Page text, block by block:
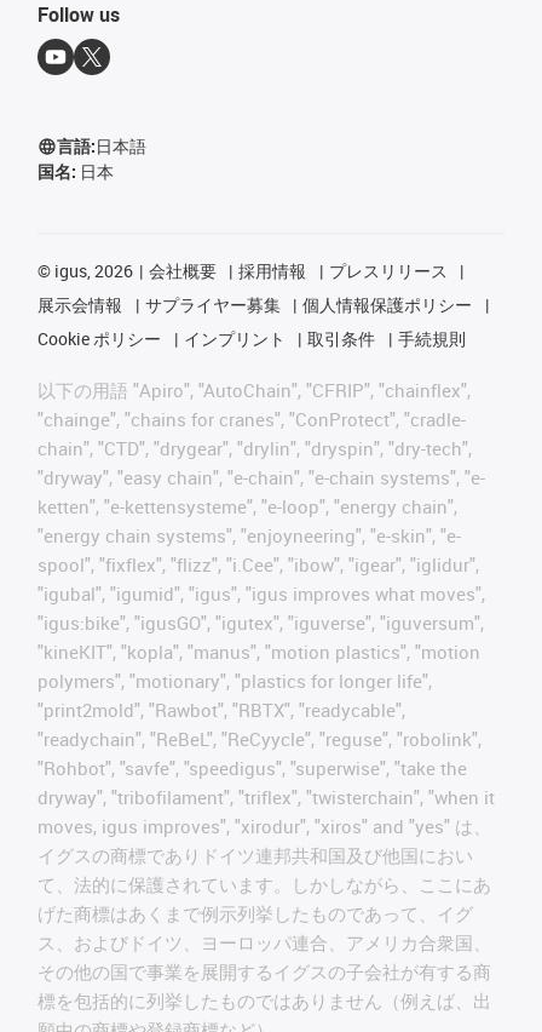
Follow us
言語:日本語
国名: 日本
© igus, 2026 会社概要 採用情報
プレスリリース
展示会情報
サプライヤー募集
個人情報保護ポリシー
Cookie ポリシー
インプリント 取引条件 手続規則
以下の用語 "Apiro", "AutoChain", "CFRIP", "chainflex",
"chainge", "chains for cranes", "ConProtect", "cradle-
chain", "CTD", "drygear", "drylin", "dryspin", "dry-tech",
"dryway", "easy chain", "e-chain", "e-chain systems", "e-
ketten", "e-kettensysteme", "e-loop", "energy chain",
"energy chain systems", "enjoyneering", "e-skin", "e-
spool", "fixflex", "flizz", "i.Cee", "ibow", "igear", "iglidur",
"igubal", "igumid", "igus", "igus improves what moves",
"igus:bike", "igusGO", "igutex", "iguverse", "iguversum",
"kineKIT", "kopla", "manus", "motion plastics", "motion
polymers", "motionary", "plastics for longer life",
"print2mold", "Rawbot", "RBTX", "readycable",
"readychain", "ReBeL", "ReCyycle", "reguse", "robolink",
"Rohbot", "savfe", "speedigus", "superwise", "take the
dryway", "tribofilament", "triflex", "twisterchain", "when it
moves, igus improves", "xirodur", "xiros" and "yes" は、
イグスの商標でありドイツ連邦共和国及び他国におい
て、法的に保護されています。しかしながら、ここにあ
げた商標はあくまで例示列挙したものであって、イグ
ス、およびドイツ、ヨーロッパ連合、アメリカ合衆国、
その他の国で事業を展開するイグスの子会社が有する商
標を包括的に列挙したものではありません（例えば、出